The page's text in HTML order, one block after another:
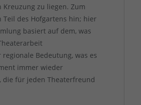
zu liegen. Zum
Teil des Hofgartens hin; hier
basiert auf dem, was
Bedeutung, was es
immer wieder
die für jeden Theaterfreund